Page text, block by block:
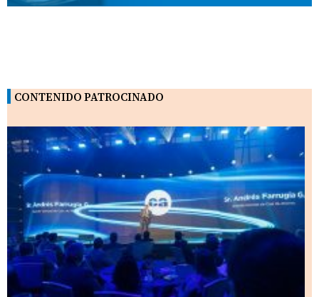
CONTENIDO PATROCINADO